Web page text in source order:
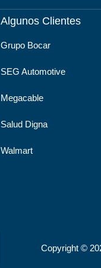
Algunos Clientes
Grupo Bocar
SEG Automotive
Megacable
Salud Digna
Walmart
Copyright ©️